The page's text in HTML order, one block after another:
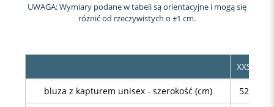
UWAGA: Wymiary podane w tabeli są orientacyjne i mogą się
różnić od rzeczywistych o ±1 cm.
XXS
bluza z kapturem unisex - szerokość (cm) 52